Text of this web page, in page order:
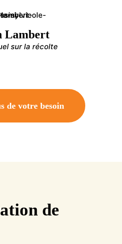
Lambert
sur la récolte
de votre besoin
de